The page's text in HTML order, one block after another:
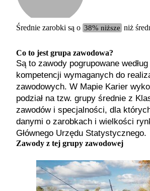
Średnie zarobki są o 38% niższe niż
Co to jest grupa zawodowa?
Są to zawody pogrupowane
kompetencji wymaganych do
zawodowych. W Mapie Karier
podział na tzw. grupy średnie z
zawodów i specjalności, dla
danymi o zarobkach i wielkości
Głównego Urzędu Statystycznego.
Zawody z tej grupy zawodowej